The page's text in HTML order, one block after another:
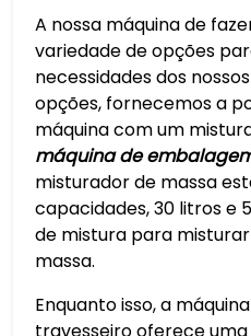
A nossa máquina de
variedade de opções
necessidades dos
opções, fornecemos a
máquina com um
máquina de
misturador de massa
capacidades, 30 litros e
de mistura para
massa.
Enquanto isso, a